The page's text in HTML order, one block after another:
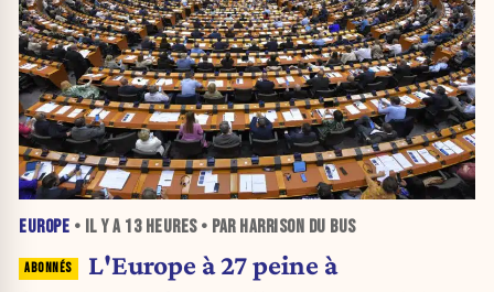
EUROPE • IL Y A 13 HEURES• PAR HARRISON DU BUS
L'Europe à 27 peine à